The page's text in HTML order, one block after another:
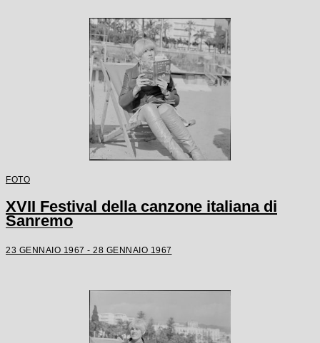
FOTO
XVII Festival della canzone italiana di
Sanremo
23 GENNAIO 1967 - 28 GENNAIO 1967